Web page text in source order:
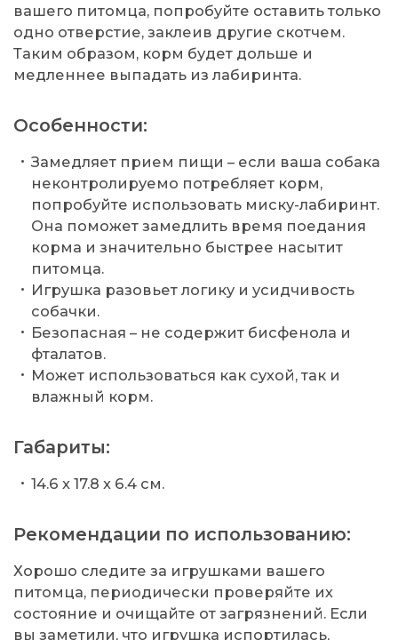
вашего питомца, попробуйте оставить только
одно отверстие, заклеив другие скотчем.
Таким образом, корм будет дольше и
медленнее выпадать из лабиринта.
Особенности:
Замедляет прием пищи – если ваша собака
неконтролируемо потребляет корм,
попробуйте использовать миску-лабиринт.
Она поможет замедлить время поедания
корма и значительно быстрее насытит
питомца.
Игрушка разовьет логику и усидчивость
собачки.
Безопасная – не содержит бисфенола и
фталатов.
Может использоваться как сухой, так и
влажный корм.
Габариты:
14.6 x 17.8 x 6.4 см.
Рекомендации по использованию:
Хорошо следите за игрушками вашего
питомца, периодически проверяйте их
состояние и очищайте от загрязнений. Если
вы заметили, что игрушка испортилась,